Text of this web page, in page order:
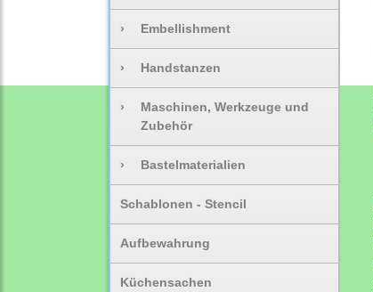
› Embellishment
› Handstanzen
›
Maschinen, Werkzeuge und
Zubehör
› Bastelmaterialien
Schablonen - Stencil
Aufbewahrung
Küchensachen